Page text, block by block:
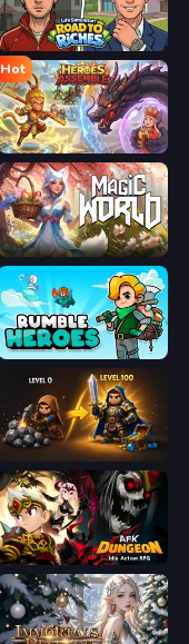
Life Simulator: Road to Riches
Hot
Heroes Assemble
Magic World
Rumble Heroes
Gothic Story RPG
AFK Dungeon: Idle Action RPG